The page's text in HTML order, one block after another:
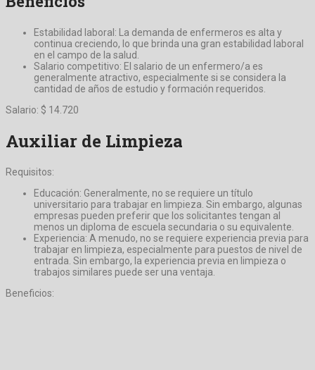
Estabilidad laboral: La demanda de enfermeros es alta y
continua creciendo, lo que brinda una gran estabilidad laboral
en el campo de la salud.
Salario competitivo: El salario de un enfermero/a es
generalmente atractivo, especialmente si se considera la
cantidad de años de estudio y formación requeridos.
Salario: $ 14.720
Auxiliar de Limpieza
Requisitos:
Educación: Generalmente, no se requiere un título
universitario para trabajar en limpieza. Sin embargo, algunas
empresas pueden preferir que los solicitantes tengan al
menos un diploma de escuela secundaria o su equivalente.
Experiencia: A menudo, no se requiere experiencia previa para
trabajar en limpieza, especialmente para puestos de nivel de
entrada. Sin embargo, la experiencia previa en limpieza o
trabajos similares puede ser una ventaja.
Beneficios: